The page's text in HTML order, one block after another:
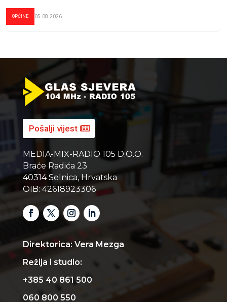
OPĆINE 05.08.2026.
Pošalji vijest
MEDIA-MIX-RADIO 105 D.O.O.
Braće Radića 23
40314 Selnica, Hrvatska
OIB: 42618923306
Direktorica: Vera Mezga
Režija i studio:
+385 40 861 500
060 800 550